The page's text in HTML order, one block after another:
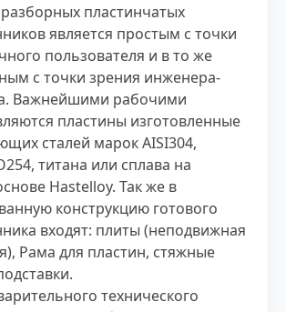
пластинчатых
является простым с точки
пользователя и в то же
с точки зрения инженера-
Важнейшими рабочими
пластины изготовленные
сталей марок AISI304,
титана или сплава на
Hastelloy. Так же в
конструкцию готового
входят: плиты (неподвижная
Рама для пластин, стяжные
технического